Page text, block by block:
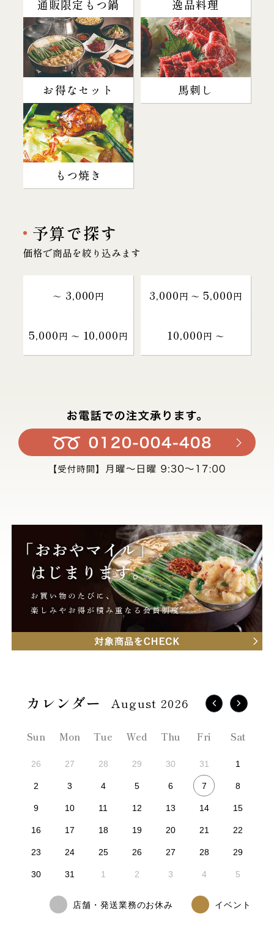
通販限定もつ鍋 逸品料理
お得なセット 馬刺し
もつ焼き
予算で探す
価格で商品を絞り込みます
～ 3,000円 3,000円 〜 5,000円
5,000円 〜 10,000円 10,000円 〜
August 2026
Sun Mon Tue Wed Thu Fri Sat
26 27 28 29 30 31 1
2 3 4 5 6 7 8
9 10 11 12 13 14 15
16 17 18 19 20 21 22
23 24 25 26 27 28 29
30 31 1 2 3 4 5
店舗・発送業務のお休み イベント